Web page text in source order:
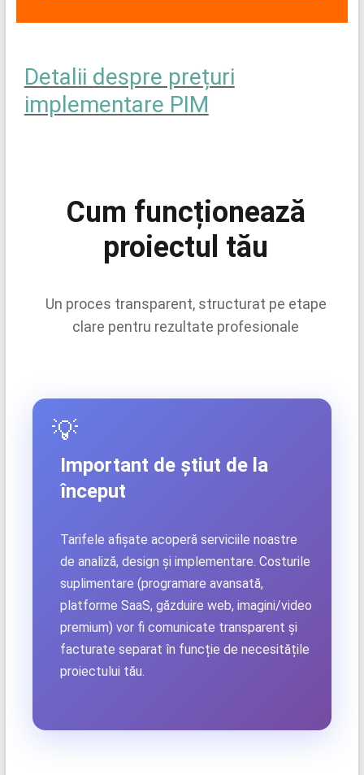
Detalii despre prețuri
implementare PIM
Cum funcționează
proiectul tău
Un proces transparent, structurat pe etape
clare pentru rezultate profesionale
💡
Important de știut de la
început
Tarifele afișate acoperă serviciile noastre
de analiză, design și implementare. Costurile
suplimentare (programare avansată,
platforme SaaS, găzduire web, imagini/video
premium) vor fi comunicate transparent și
facturate separat în funcție de necesitățile
proiectului tău.